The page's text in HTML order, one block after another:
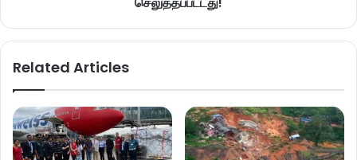
Related Articles